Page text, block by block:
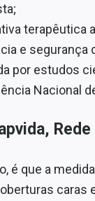
terapêutica
e segurança
por estudos
Nacional
Rede
é que a
caras